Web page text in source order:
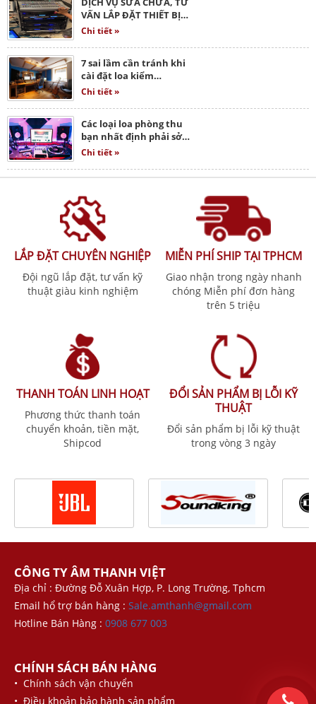
VẤN LẮP ĐẶT THIẾT BỊ…
Chi tiết »
7 sai lầm cần tránh khi
cài đặt loa kiểm…
Chi tiết »
Các loại loa phòng thu
bạn nhất định phải sở…
Chi tiết »
LẮP ĐẶT CHUYÊN NGHIỆP
Đội ngũ lắp đặt, tư vấn kỹ
thuật giàu kinh nghiệm
MIỄN PHÍ SHIP TẠI TPHCM
Giao nhận trong ngày nhanh
chóng Miễn phí đơn hàng
trên 5 triệu
THANH TOÁN LINH HOẠT
Phương thức thanh toán
chuyển khoản, tiền mặt,
Shipcod
ĐỔI SẢN PHẨM BỊ LỖI KỸ
THUẬT
Đổi sản phẩm bị lỗi kỹ thuật
trong vòng 3 ngày
CÔNG TY ÂM THANH VIỆT
Địa chỉ : Đường Đỗ Xuân Hợp, P. Long Trường, Tphcm
Email hổ trợ bán hàng : Sale.amthanh@gmail.com
Hotline Bán Hàng : 0908 677 003
CHÍNH SÁCH BÁN HÀNG
• Chính sách vận chuyển
• Điều khoản bảo hành sản phẩm